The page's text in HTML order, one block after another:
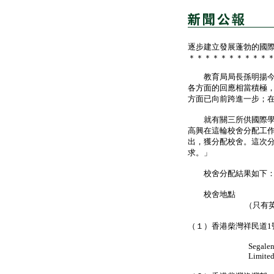
逐步建立發展蓬勃的國
＊＊＊＊＊＊＊＊＊＊
教育局局長孫明揚今
各方面的回應相當積極
方面已向前跨進一步；
就有關三所供國際學
高興在這輪校舍分配工
出，獲分配校舍。這次
求。」
校舍分配結果如下
校舍地點
（只有英文
（１）香港柴灣祥
Segalen"
Limited